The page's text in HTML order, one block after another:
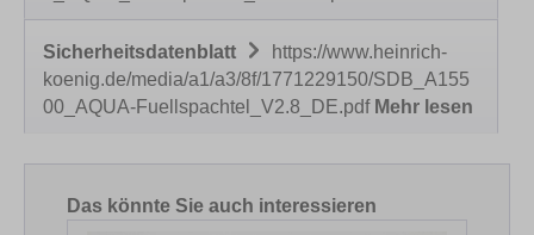
Sicherheitsdatenblatt
https://www.heinrich-
koenig.de/media/a1/a3/8f/1771229150/SDB_A155
00_AQUA-Fuellspachtel_V2.8_DE.pdf Mehr lesen
Produktgalerie überspringen
Das könnte Sie auch interessieren